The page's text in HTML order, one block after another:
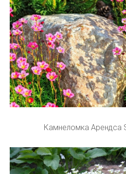
Камнеломка Арендса